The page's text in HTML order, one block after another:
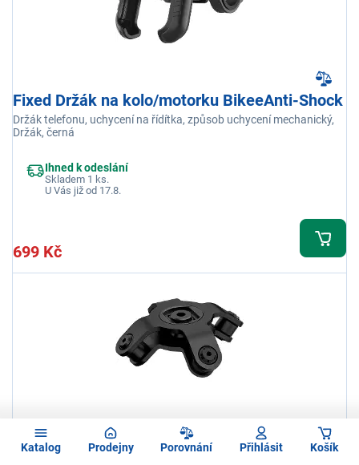
Katalog Prodejny Porovnání Přihlásit Košík
Fixed Držák na kolo/motorku BikeeAnti-Shock
Držák telefonu, uchycení na řídítka, způsob uchycení mechanický,
Držák, černá
Ihned k odeslání
Skladem 1 ks.
U Vás již od 17.8.
699 Kč
Grxplore 3D tlumič vibrací kompatibilní s